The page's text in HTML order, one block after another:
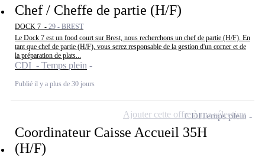
Chef / Cheffe de partie (H/F)
DOCK 7 - 29 - BREST
Le Dock 7 est un food court sur Brest, nous recherchons un chef de partie (H/F). En
tant que chef de partie (H/F), vous serez responsable de la gestion d'un corner et de
la préparation de plats...
CDI - Temps plein
Publié il y a plus de 30 jours
Coordinateur Caisse Accueil 35H
(H/F)
CDITemps plein
Ajouter cette offre à ma sélection